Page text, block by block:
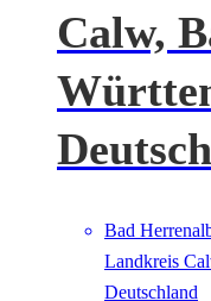
Calw,
Bad
Landkreis
Deutschland